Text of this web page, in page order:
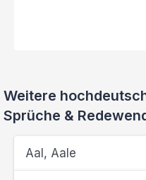
Weitere
Sprüche &
Aal, Aale